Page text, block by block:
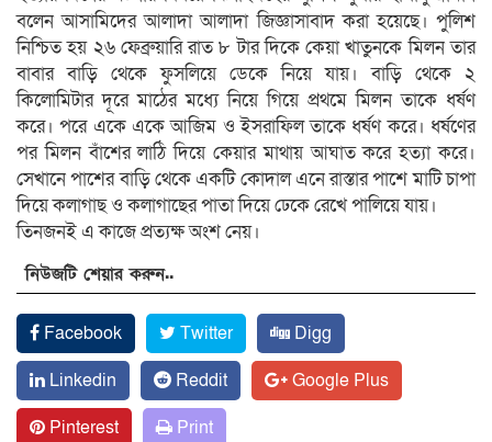
বলেন আসামিদের আলাদা আলাদা জিজ্ঞাসাবাদ করা হয়েছে। পুলিশ
নিশ্চিত হয় ২৬ ফেব্রুয়ারি রাত ৮ টার দিকে কেয়া খাতুনকে মিলন তার
বাবার বাড়ি থেকে ফুসলিয়ে ডেকে নিয়ে যায়। বাড়ি থেকে ২
কিলোমিটার দূরে মাঠের মধ্যে নিয়ে গিয়ে প্রথমে মিলন তাকে ধর্ষণ
করে। পরে একে একে আজিম ও ইসরাফিল তাকে ধর্ষণ করে। ধর্ষণের
পর মিলন বাঁশের লাঠি দিয়ে কেয়ার মাথায় আঘাত করে হত্যা করে।
সেখানে পাশের বাড়ি থেকে একটি কোদাল এনে রাস্তার পাশে মাটি চাপা
দিয়ে কলাগাছ ও কলাগাছের পাতা দিয়ে ঢেকে রেখে পালিয়ে যায়।
তিনজনই এ কাজে প্রত্যক্ষ অংশ নেয়।
নিউজটি শেয়ার করুন..
Facebook Twitter
Digg
Linkedin
Reddit
Google Plus
Pinterest
Print